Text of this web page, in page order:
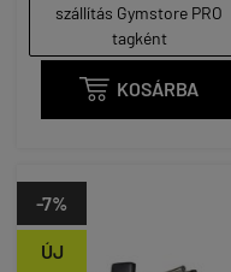
szállítás Gymstore PRO
tagként
 KOSÁRBA
ÚJ
-7%